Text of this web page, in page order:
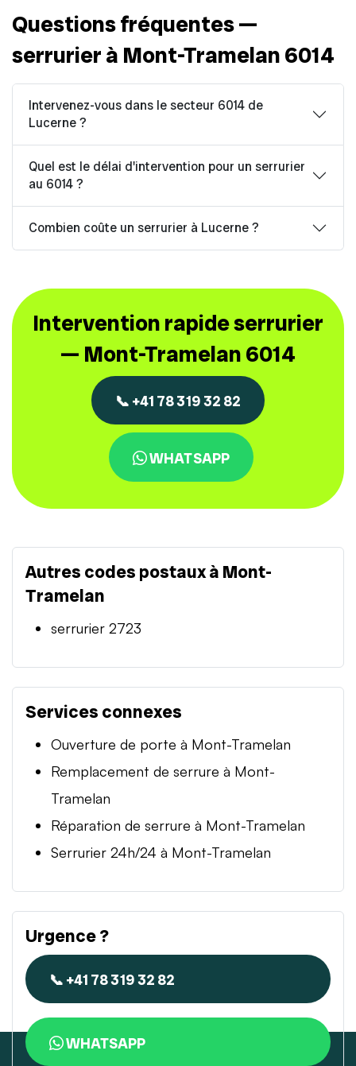
Questions fréquentes —
serrurier à Mont-Tramelan 6014
Intervenez-vous dans le secteur 6014 de
Lucerne ?
Quel est le délai d'intervention pour un serrurier
au 6014 ?
Combien coûte un serrurier à Lucerne ?
Intervention rapide serrurier
— Mont-Tramelan 6014
📞 +41 78 319 32 82
WHATSAPP
Autres codes postaux à Mont-
Tramelan
serrurier 2723
Services connexes
Ouverture de porte à Mont-Tramelan
Remplacement de serrure à Mont-
Tramelan
Réparation de serrure à Mont-Tramelan
Serrurier 24h/24 à Mont-Tramelan
Urgence ?
📞 +41 78 319 32 82
WHATSAPP